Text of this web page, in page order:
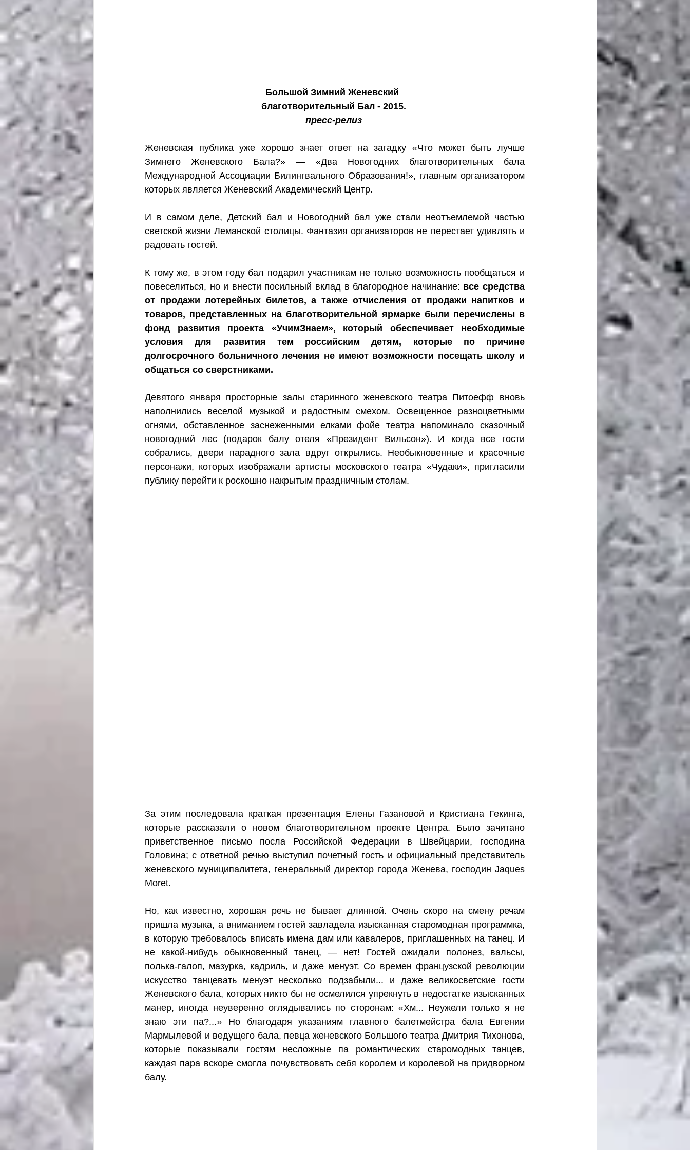
Большой Зимний Женевский
благотворительный Бал - 2015.
пресс-релиз
Женевская публика уже хорошо знает ответ на загадку «Что может быть лучше
Зимнего Женевского Бала?» — «Два Новогодних благотворительных бала
Международной Aссоциации Билингвального Образования!», главным организатором
которых является Женевский Академический Центр.
И в самом деле, Детский бал и Новогодний бал уже стали неотъемлемой частью
светской жизни Леманской столицы. Фантазия организаторов не перестает удивлять и
радовать гостей.
К тому же, в этом году бал подарил участникам не только возможность пообщаться и
повеселиться, но и внести посильный вклад в благородное начинание: все средства
от продажи лотерейных билетов, а также отчисления от продажи напитков и
товаров, представленных на благотворительной ярмарке были перечислены в
фонд развития проекта «УчимЗнаем», который обеспечивает необходимые
условия для развития тем российским детям, которые по причине
долгосрочного больничного лечения не имеют возможности посещать школу и
общаться со сверстниками.
Девятого января просторные залы старинного женевского театра Питоефф вновь
наполнились веселой музыкой и радостным смехом. Освещенное разноцветными
огнями, обставленное заснеженными елками фойе театра напоминало сказочный
новогодний лес (подарок балу отеля «Президент Вильсон»). И когда все гости
собрались, двери парадного зала вдруг открылись. Необыкновенные и красочные
персонажи, которых изображали артисты московского театра «Чудаки», пригласили
публику перейти к роскошно накрытым праздничным столам.
За этим последовала краткая презентация Елены Газановой и Кристиана Гекинга,
которые рассказали о новом благотворительном проекте Центра. Было зачитано
приветственное письмо посла Российской Федерации в Швейцарии, господина
Головина; с ответной речью выступил почетный гость и официальный представитель
женевского муниципалитета, генеральный директор города Женева, господин Jaques
Moret.
Но, как известно, хорошая речь не бывает длинной. Очень скоро на смену речам
пришла музыка, а вниманием гостей завладела изысканная старомодная программка,
в которую требовалось вписать имена дам или кавалеров, приглашенных на танец. И
не какой-нибудь обыкновенный танец, — нет! Гостей ожидали полонез, вальсы,
полька-галоп, мазурка, кадриль, и даже менуэт. Со времен французской революции
искусство танцевать менуэт несколько подзабыли... и даже великосветские гости
Женевского бала, которых никто бы не осмелился упрекнуть в недостатке изысканных
манер, иногда неуверенно оглядывались по сторонам: «Хм... Неужели только я не
знаю эти па?...» Но благодаря указаниям главного балетмейстра бала Евгении
Мармылевой и ведущего бала, певца женевского Большого театра Дмитрия Тихонова,
которые показывали гостям несложные па романтических старомодных танцев,
каждая пара вскоре смогла почувствовать себя королем и королевой на придворном
балу.